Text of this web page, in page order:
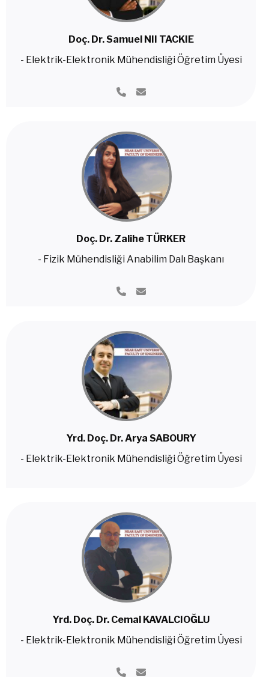
Doç. Dr. Samuel NII TACKIE
- Elektrik-Elektronik Mühendisliği Öğretim Üyesi
Doç. Dr. Zalihe TÜRKER
- Fizik Mühendisliği Anabilim Dalı Başkanı
Yrd. Doç. Dr. Arya SABOURY
- Elektrik-Elektronik Mühendisliği Öğretim Üyesi
Yrd. Doç. Dr. Cemal KAVALCIOĞLU
- Elektrik-Elektronik Mühendisliği Öğretim Üyesi